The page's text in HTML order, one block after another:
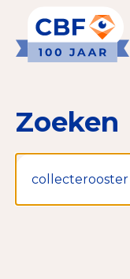
Goede
Relevante
CBF-
Tarieven
Zoeken